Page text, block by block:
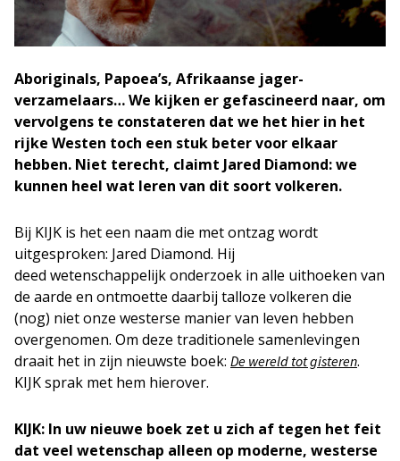
Aboriginals, Papoea’s, Afrikaanse jager-
verzamelaars… We kijken er gefascineerd naar, om
vervolgens te constateren dat we het hier in het
rijke Westen toch een stuk beter voor elkaar
hebben. Niet terecht, claimt Jared Diamond: we
kunnen heel wat leren van dit soort volkeren.
Bij KIJK is het een naam die met ontzag wordt
uitgesproken: Jared Diamond. Hij
deed wetenschappelijk onderzoek in alle uithoeken van
de aarde en ontmoette daarbij talloze volkeren die
(nog) niet onze westerse manier van leven hebben
overgenomen. Om deze traditionele samenlevingen
draait het in zijn nieuwste boek: De wereld tot gisteren.
KIJK sprak met hem hierover.
KIJK: In uw nieuwe boek zet u zich af tegen het feit
dat veel wetenschap alleen op moderne, westerse